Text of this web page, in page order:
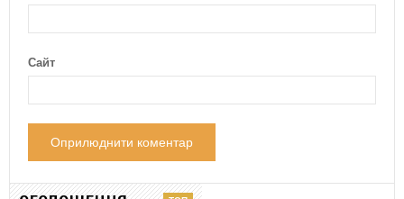
Сайт